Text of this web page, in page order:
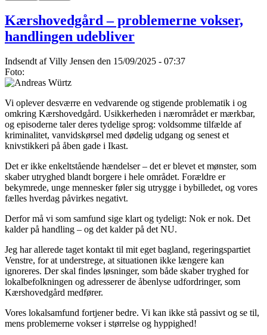
Kærshovedgård – problemerne vokser,
handlingen udebliver
Indsendt afVilly Jensen den 15/09/2025 - 07:37
Foto:
Vi oplever desværre en vedvarende og stigende problematik i og
omkring Kærshovedgård. Usikkerheden i nærområdet er mærkbar,
og episoderne taler deres tydelige sprog: voldsomme tilfælde af
kriminalitet, vanvidskørsel med dødelig udgang og senest et
knivstikkeri på åben gade i Ikast.
Det er ikke enkeltstående hændelser – det er blevet et mønster, som
skaber utryghed blandt borgere i hele området. Forældre er
bekymrede, unge mennesker føler sig utrygge i bybilledet, og vores
fælles hverdag påvirkes negativt.
Derfor må vi som samfund sige klart og tydeligt: Nok er nok. Det
kalder på handling – og det kalder på det NU.
Jeg har allerede taget kontakt til mit eget bagland, regeringspartiet
Venstre, for at understrege, at situationen ikke længere kan
ignoreres. Der skal findes løsninger, som både skaber tryghed for
lokalbefolkningen og adresserer de åbenlyse udfordringer, som
Kærshovedgård medfører.
Vores lokalsamfund fortjener bedre. Vi kan ikke stå passivt og se til,
mens problemerne vokser i størrelse og hyppighed!